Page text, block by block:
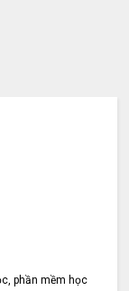
phần mềm học